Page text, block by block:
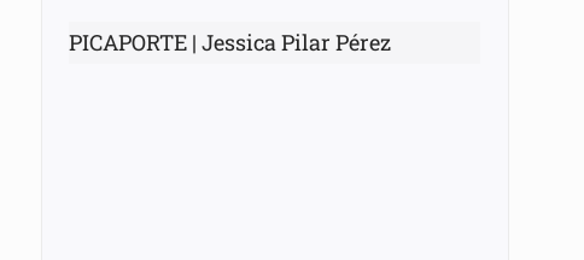
PICAPORTE | Jessica Pilar Pérez